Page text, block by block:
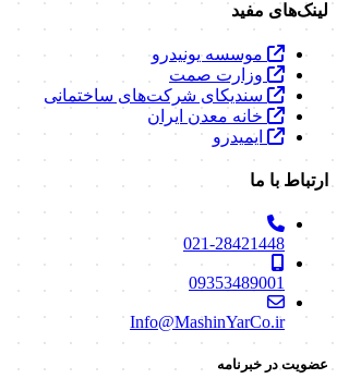
لینک‌های مفید
موسسه یونیدرو
وزارت صمت
سندیکای شرکت‌های ساختمانی
خانه معدن ایران
ایمیدرو
ارتباط با ما
021-28421448
09353489001
Info@MashinYarCo.ir
عضویت در خبرنامه